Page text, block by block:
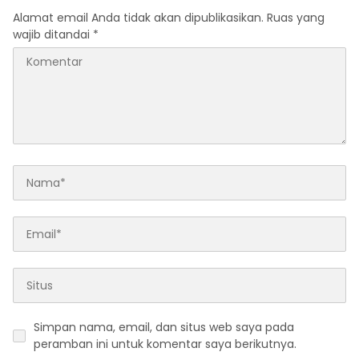
Alamat email Anda tidak akan dipublikasikan. Ruas yang
wajib ditandai *
Simpan nama, email, dan situs web saya pada
peramban ini untuk komentar saya berikutnya.